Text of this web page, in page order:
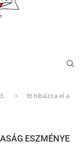
Itt hibázza el a
ESZMÉNYE